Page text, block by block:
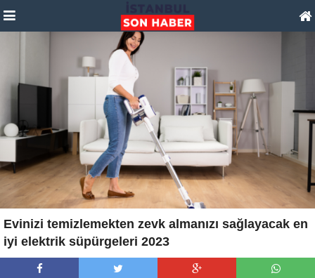
Evinizi temizlemekten zevk almanızı sağlayacak en
iyi elektrik süpürgeleri 2023